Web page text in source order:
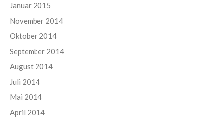
Januar 2015
November 2014
Oktober 2014
September 2014
August 2014
Juli 2014
Mai 2014
April 2014